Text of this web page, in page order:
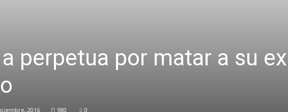
perpetua por matar a su
2016 980 0